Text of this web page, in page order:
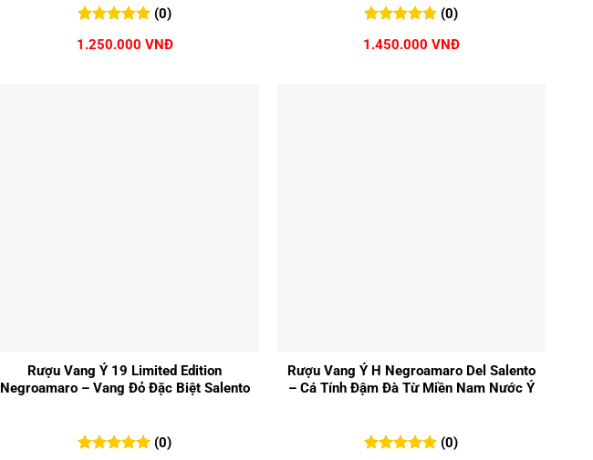
đánh giá
(0)
1.250.000 VNĐ
đánh giá
(0)
1.450.000 VNĐ
Rượu Vang Ý 19 Limited Edition
Negroamaro – Vang Đỏ Đặc Biệt Salento
(0)
Rượu Vang Ý H Negroamaro Del Salento
– Cá Tính Đậm Đà Từ Miền Nam Nước Ý
(0)